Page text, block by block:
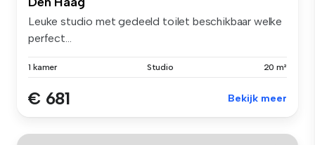
Leuke studio met gedeeld toilet beschikbaar welke
perfect...
1 kamer Studio 20 m²
€ 681 Bekijk meer